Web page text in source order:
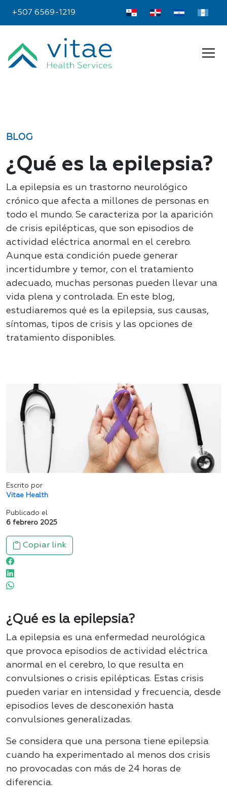
+507 6569-1219
BLOG
¿Qué es la epilepsia?
La epilepsia es un trastorno neurológico
crónico que afecta a millones de personas en
todo el mundo. Se caracteriza por la aparición
de crisis epilépticas, que son episodios de
actividad eléctrica anormal en el cerebro.
Aunque esta condición puede generar
incertidumbre y temor, con el tratamiento
adecuado, muchas personas pueden llevar una
vida plena y controlada. En este blog,
estudiaremos qué es la epilepsia, sus causas,
síntomas, tipos de crisis y las opciones de
tratamiento disponibles.
Escrito por
Vitae Health
Publicado el
6 febrero 2025
Copiar link
¿Qué es la epilepsia?
La epilepsia es una enfermedad neurológica
que provoca episodios de actividad eléctrica
anormal en el cerebro, lo que resulta en
convulsiones o crisis epilépticas. Estas crisis
pueden variar en intensidad y frecuencia, desde
episodios leves de desconexión hasta
convulsiones generalizadas.
Se considera que una persona tiene epilepsia
cuando ha experimentado al menos dos crisis
no provocadas con más de 24 horas de
diferencia.